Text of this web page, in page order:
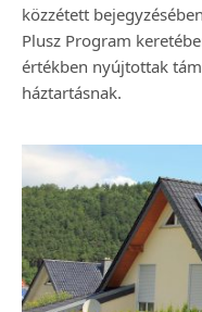
közzétett
Plusz Program
értékben nyújtottak
háztartásnak.